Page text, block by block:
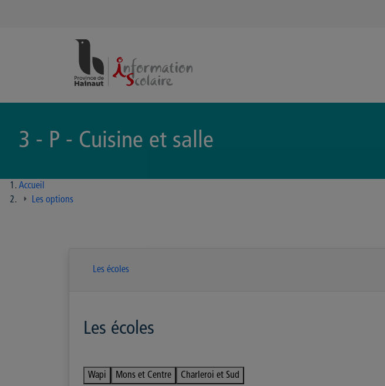
3 - P - Cuisine et salle
Accueil
Les options
Les écoles
Les écoles
Wapi Mons et Centre
Charleroi et Sud